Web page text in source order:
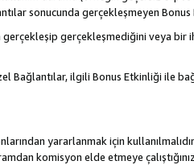
sonucunda gerçekleşmeyen
gerçekleşmediğini veya bir
ilgili Bonus Etkinliği ile
yararlanmak için
komisyon elde etmeye